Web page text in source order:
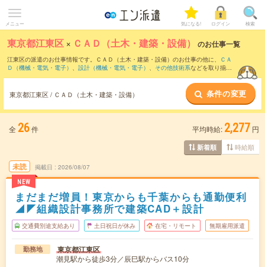
メニュー 気になる! ログイン 検索
東京都江東区 × ＣＡＤ（土木・建築・設備） のお仕事一覧
江東区の派遣のお仕事情報です。ＣＡＤ（土木・建築・設備）のお仕事の他に、
ＣＡ
Ｄ（機械・電気・電子） 、 設計（機械・電気・電子） 、 その他技術系などを取り揃え
ＣＡＤ（土木・建築・設備）のお仕事とは？と
は？
東京都江東区 / ＣＡＤ（土木・建築・設備） 条件の変更
全 26件 平均時給: 2,277 円
新着順 時給順
未読
NEW
掲載日 2026/08/07
まだまだ増員！東京からも千葉からも通勤便利
◢◤組織設計事務所で建築CAD＋設計
交通費別途支給あり 土日祝日が休み 在宅・リモート 無期雇用派遣
勤務地 東京都江東区
潮見駅から徒歩3分／辰巳駅からバス10分